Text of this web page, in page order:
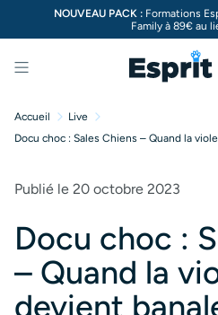
NOUVEAU PACK : Formations
Family à 89€ au
Menu
Accueil
Live
Docu choc : Sales Chiens – Quand la
Publié le 20 octobre 2023
Docu choc :
– Quand la
devient